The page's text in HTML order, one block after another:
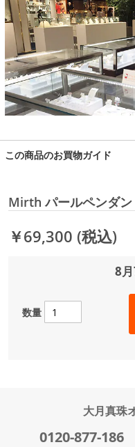
この商品のお買物ガイド
Mirth パールペンダン
￥69,300 (税込)
8
数量
大月真珠
0120-877-186